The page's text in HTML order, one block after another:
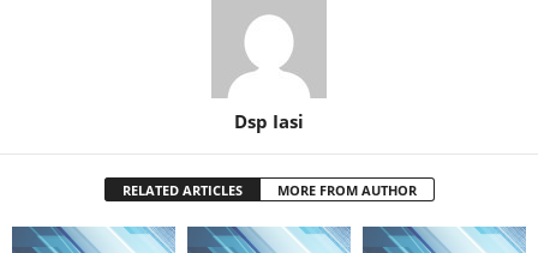
Dsp Iasi
RELATED ARTICLES MORE FROM AUTHOR